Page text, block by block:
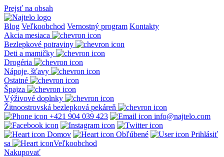
Prejsť na obsah
Blog Veľkoobchod Vernostný program Kontakty
Akcia mesiaca
Bezlepkové potraviny
Deti a mamičky
Drogéria
Nápoje, šťavy
Ostatné
Špajza
Výživové doplnky
Žitnoostrovská bezlepková pekáreň
+421 904 039 423
info@najtelo.com
Domov Obľúbené
Prihlásiť
sa
Veľkoobchod
Nakupovať